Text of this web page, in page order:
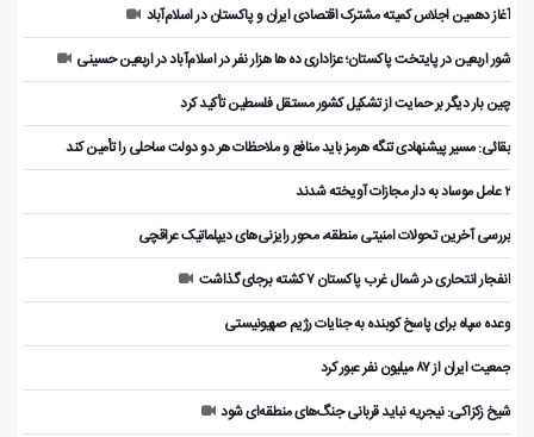
آغاز دهمین اجلاس کمیته مشترک اقتصادی ایران و پاکستان در اسلام‌آباد
شور اربعین در پایتخت پاکستان؛ عزاداری ده ها هزار نفر در اسلام‌آباد در اربعین حسینی
چین بار دیگر بر حمایت از تشکیل کشور مستقل فلسطین تأکید کرد
بقائی: مسیر پیشنهادی تنگه هرمز باید منافع و ملاحظات هر دو دولت ساحلی را تأمین کند
۲ عامل موساد به دار مجازات آویخته شدند
بررسی آخرین تحولات امنیتی منطقه، محور رایزنی‌های دیپلماتیک عراقچی
انفجار انتحاری در شمال غرب پاکستان ۷ کشته برجای گذاشت
وعده سپاه برای پاسخ کوبنده به جنایات رژیم صهیونیستی
جمعیت ایران از ۸۷ میلیون نفر عبور کرد
شیخ زکزاکی: نیجریه نباید قربانی جنگ‌های منطقه‌ای شود